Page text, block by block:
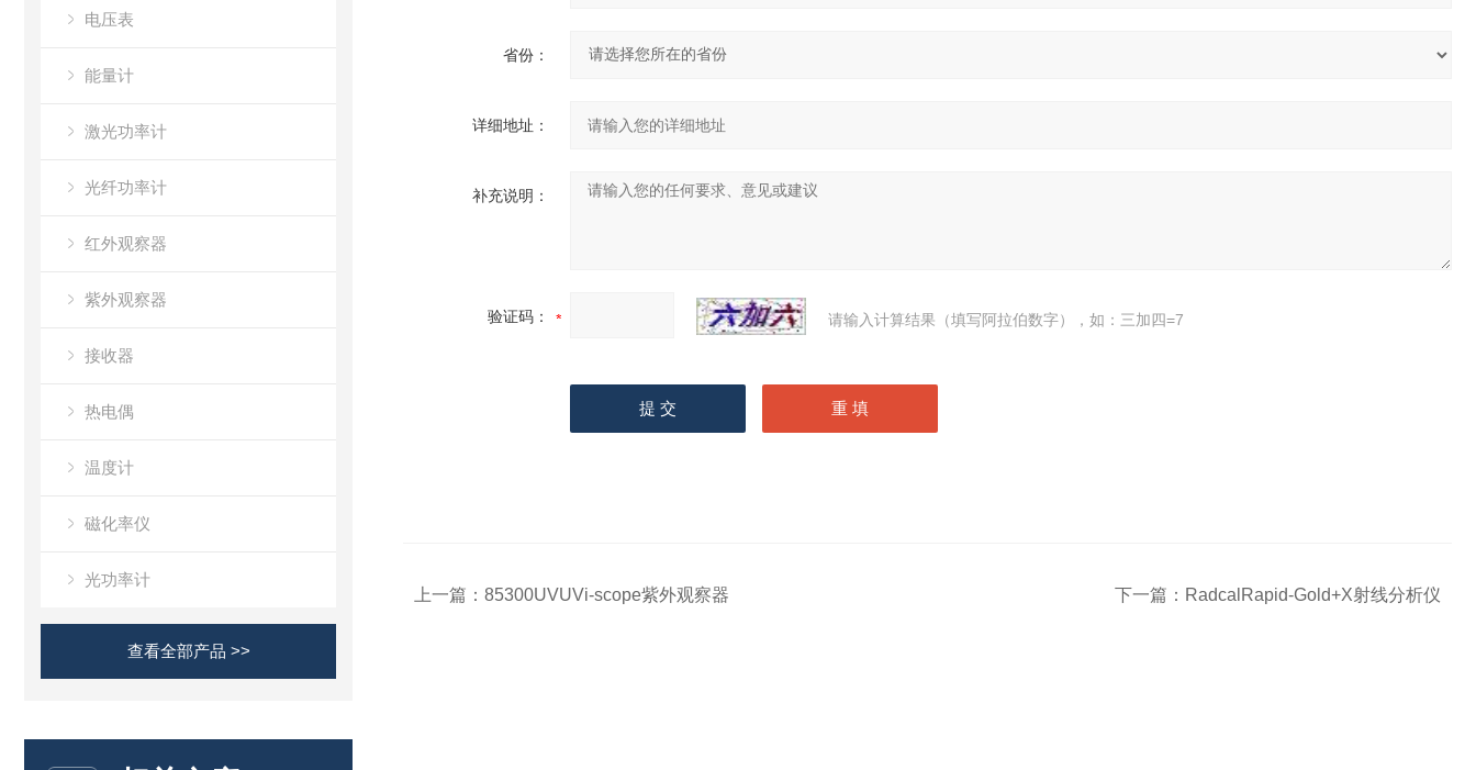
电压表
能量计
激光功率计
光纤功率计
红外观察器
紫外观察器
接收器
热电偶
温度计
磁化率仪
光功率计
查看全部产品 >>
省份：
详细地址：
补充说明：
验证码： 请输入计算结果（填写阿拉伯数字），如：三加四=7
上一篇： 85300UVUVi-scope紫外观察器 下一篇： RadcalRapid-Gold+X射线分析仪